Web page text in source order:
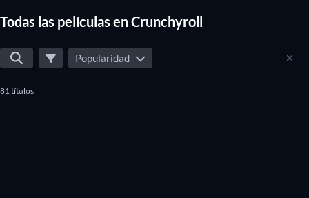
Todas las películas en Crunchyroll
Popularidad
81 títulos